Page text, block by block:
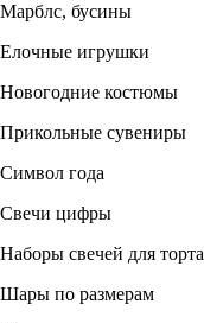
Марблс, бусины
Елочные игрушки
Новогодние костюмы
Прикольные сувениры
Символ года
Свечи цифры
Наборы свечей для торта
Шары по размерам